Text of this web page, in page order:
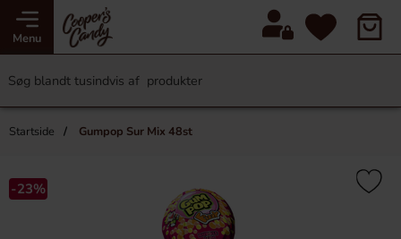
Menu
Startside Gumpop Sur Mix 48st
-23%